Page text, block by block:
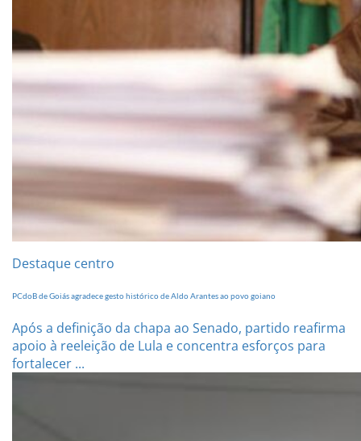
Destaque centro
PCdoB de Goiás agradece gesto histórico de Aldo Arantes ao povo goiano
Após a definição da chapa ao Senado, partido reafirma
apoio à reeleição de Lula e concentra esforços para
fortalecer ...